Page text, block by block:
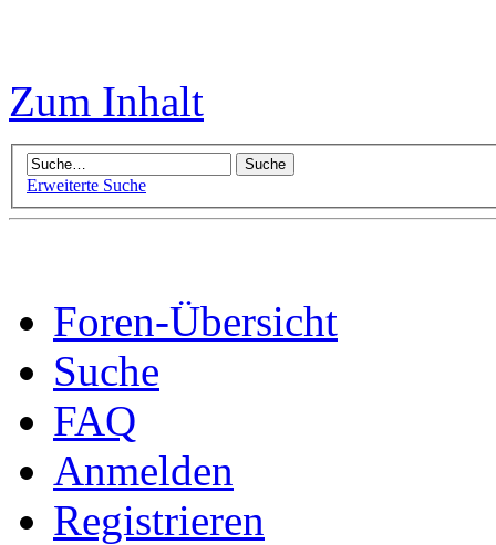
Zum Inhalt
Erweiterte Suche
Foren-Übersicht
Suche
FAQ
Anmelden
Registrieren